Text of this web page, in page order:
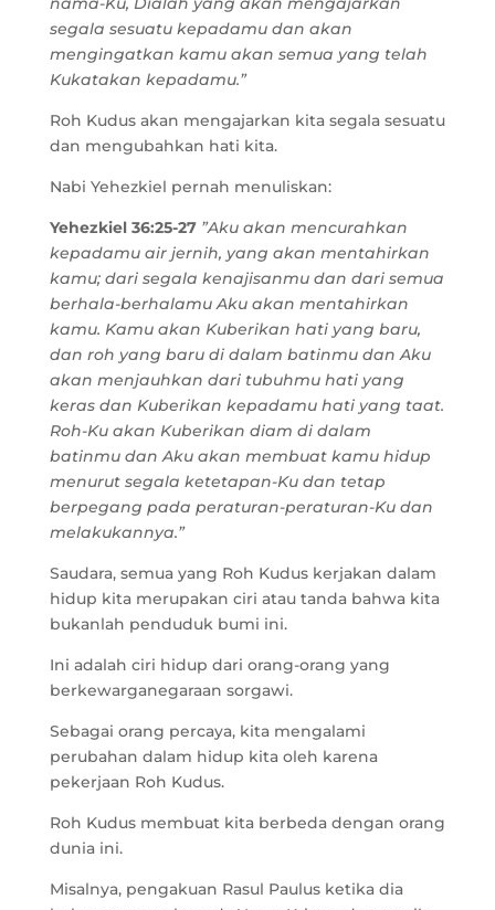
segala sesuatu kepadamu dan akan
mengingatkan kamu akan semua yang telah
Kukatakan kepadamu.”
Roh Kudus akan mengajarkan kita segala sesuatu
dan mengubahkan hati kita.
Nabi Yehezkiel pernah menuliskan:
Yehezkiel 36:25-27 ”Aku akan mencurahkan
kepadamu air jernih, yang akan mentahirkan
kamu; dari segala kenajisanmu dan dari semua
berhala-berhalamu Aku akan mentahirkan
kamu. Kamu akan Kuberikan hati yang baru,
dan roh yang baru di dalam batinmu dan Aku
akan menjauhkan dari tubuhmu hati yang
keras dan Kuberikan kepadamu hati yang taat.
Roh-Ku akan Kuberikan diam di dalam
batinmu dan Aku akan membuat kamu hidup
menurut segala ketetapan-Ku dan tetap
berpegang pada peraturan-peraturan-Ku dan
melakukannya.”
Saudara, semua yang Roh Kudus kerjakan dalam
hidup kita merupakan ciri atau tanda bahwa kita
bukanlah penduduk bumi ini.
Ini adalah ciri hidup dari orang-orang yang
berkewarganegaraan sorgawi.
Sebagai orang percaya, kita mengalami
perubahan dalam hidup kita oleh karena
pekerjaan Roh Kudus.
Roh Kudus membuat kita berbeda dengan orang
dunia ini.
Misalnya, pengakuan Rasul Paulus ketika dia